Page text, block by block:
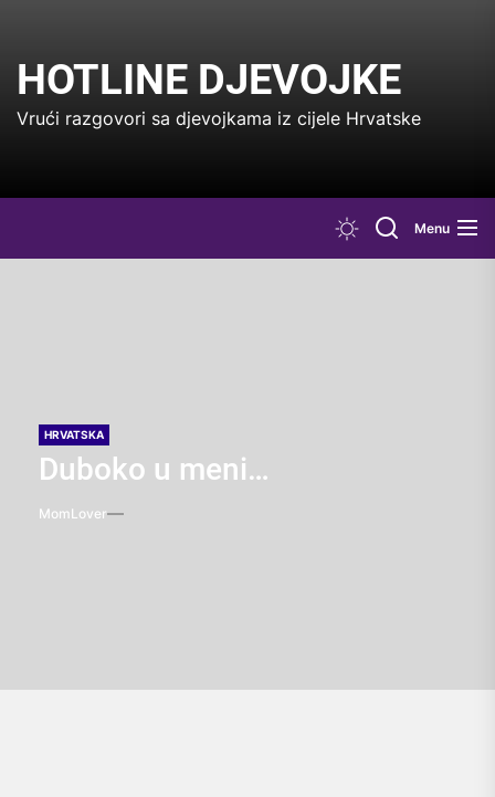
the
content
HOTLINE DJEVOJKE
Vrući razgovori sa djevojkama iz cijele Hrvatske
Menu
HRVATSKA
Duboko u meni…
MomLover